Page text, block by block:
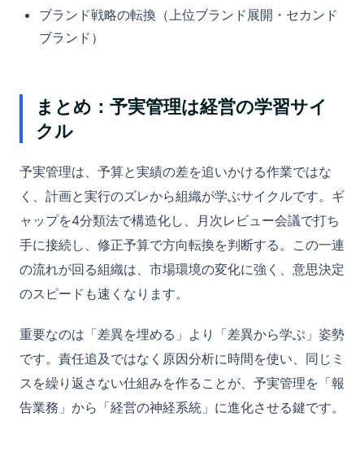
ブランド戦略の転換（上位ブランド展開・セカンド
ブランド）
まとめ：予実管理は経営の学習サイ
クル
予実管理は、予算と実績の差を追いかける作業ではな
く、計画と実行のズレから組織が学ぶサイクルです。ギ
ャップを4分類法で構造化し、月次レビュー会議で打ち
手に接続し、修正予算で方向転換を判断する。この一連
の流れが回る組織は、市場環境の変化に強く、意思決定
のスピードも速くなります。
重要なのは「差異を埋める」より「差異から学ぶ」姿勢
です。責任追及ではなく原因分析に時間を使い、同じミ
スを繰り返さない仕組みを作ることが、予実管理を「報
告業務」から「経営の神経系統」に進化させる鍵です。